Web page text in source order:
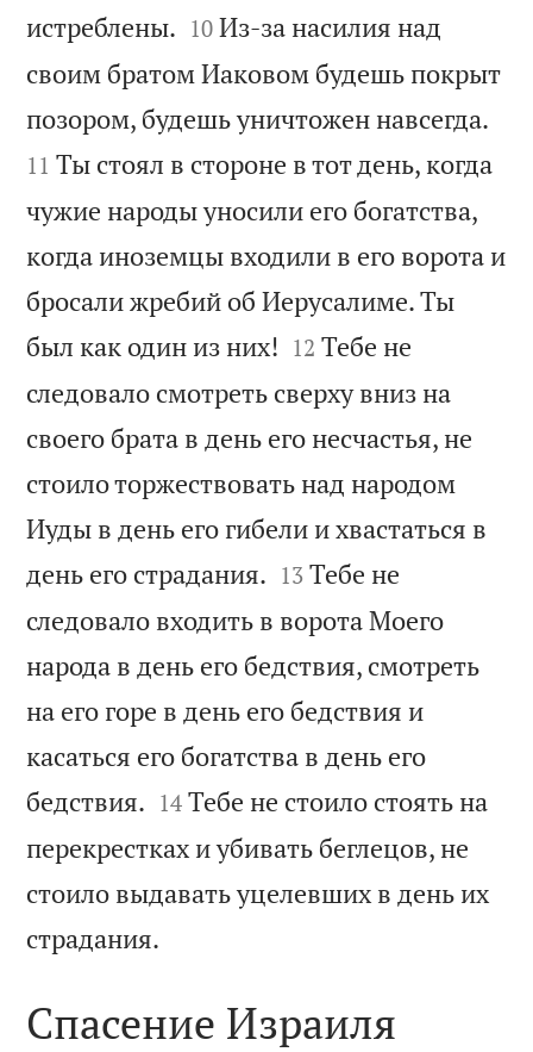
истреблены. 

10 Из-за насилия над
своим братом Иаковом будешь покрыт
позором, будешь уничтожен навсегда.
11 Ты стоял в стороне в тот день, когда
чужие народы уносили его богатства,
когда иноземцы входили в его ворота и
бросали жребий об Иерусалиме. Ты
был как один из них! 

12 Тебе не
следовало смотреть сверху вниз на
своего брата в день его несчастья, не
стоило торжествовать над народом
Иуды в день его гибели и хвастаться в
день его страдания. 

13 Тебе не
следовало входить в ворота Моего
народа в день его бедствия, смотреть
на его горе в день его бедствия и
касаться его богатства в день его
бедствия. 

14 Тебе не стоило стоять на
перекрестках и убивать беглецов, не
стоило выдавать уцелевших в день их
страдания.
Спасение Израиля